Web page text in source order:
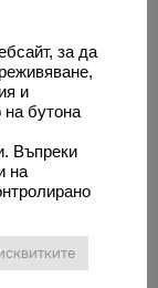
6
за да
и
на бутона
Въпреки
на